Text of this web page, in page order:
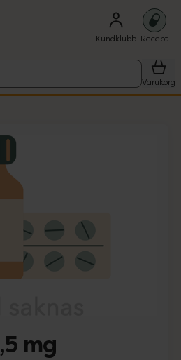
Kundklubb Recept
Varukorg
1 objekt.
mg